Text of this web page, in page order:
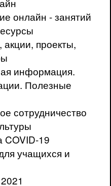
онлайн - занятий
акции, проекты,
информация.
Полезные
сотрудничество
COVID-19
учащихся и